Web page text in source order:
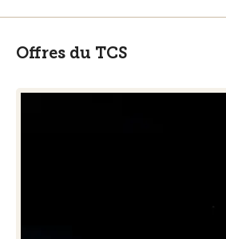
Offres du TCS